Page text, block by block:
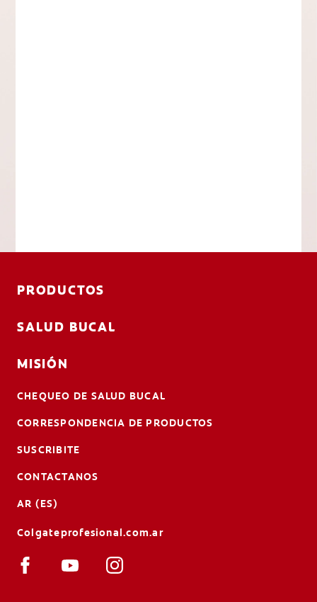
PRODUCTOS
SALUD BUCAL
MISIÓN
CHEQUEO DE SALUD BUCAL
CORRESPONDENCIA DE PRODUCTOS
SUSCRIBITE
CONTACTANOS
AR (ES)
Colgateprofesional.com.ar